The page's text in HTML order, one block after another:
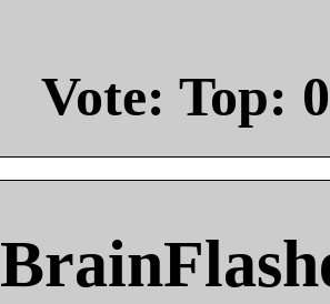
Vote: Top: 0